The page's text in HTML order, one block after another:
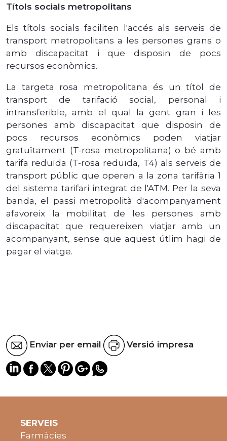
Títols socials metropolitans
Els títols socials faciliten l'accés als serveis de
transport metropolitans a les persones grans o
amb discapacitat i que disposin de pocs
recursos econòmics.
La targeta rosa metropolitana és un títol de
transport de tarifació social, personal i
intransferible, amb el qual la gent gran i les
persones amb discapacitat que disposin de
pocs recursos econòmics poden viatjar
gratuïtament (T-rosa metropolitana) o bé amb
tarifa reduïda (T-rosa reduïda, T4) als serveis de
transport públic que operen a la zona tarifària 1
del sistema tarifari integrat de l'ATM. Per la seva
banda, el passi metropolità d'acompanyament
afavoreix la mobilitat de les persones amb
discapacitat que requereixen viatjar amb un
acompanyant, sense que aquest útlim hagi de
pagar el viatge.
Enviar per email Versió impresa
SERVEIS
Farmàcies